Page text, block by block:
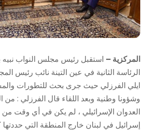
المركزية – استقبل رئيس مجلس النواب
الرئاسة الثانية في عين التينة نائب رئيس
ايلي الفرزلي حيث جرى بحث للتطورات
وشؤونا وطنية وبعد اللقاء قال الفرزلي : من
العدوان الإسرائيلي ، لم يكن في أي وقت
إسرائيل في لبنان خارج المنطقة التي